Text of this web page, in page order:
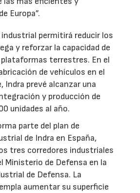
Europa”.
industrial permitirá reducir los
y reforzar la capacidad de
terrestres. En el
de vehículos en el
Indra prevé alcanzar una
y producción de
unidades al año.
parte del plan de
de Indra en España,
tres corredores industriales
Ministerio de Defensa en la
de Defensa. La
aumentar su superficie